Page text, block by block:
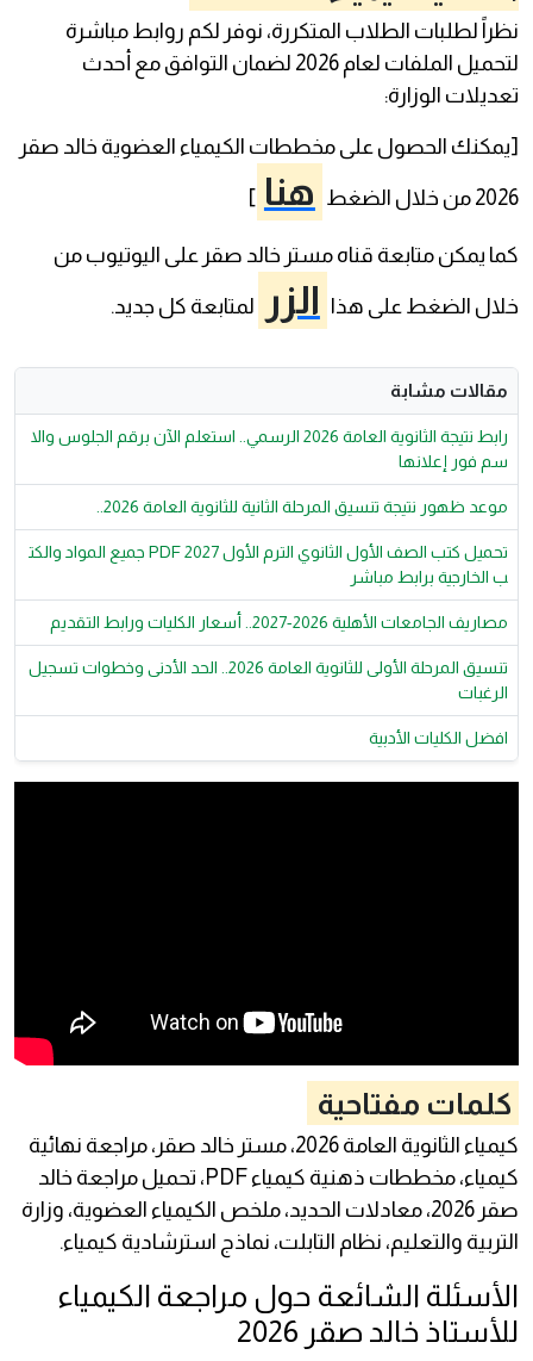
نظراً لطلبات الطلاب المتكررة، نوفر لكم روابط مباشرة
لتحميل الملفات لعام 2026 لضمان التوافق مع أحدث
تعديلات الوزارة:
[يمكنك الحصول على مخططات الكيمياء العضوية خالد صقر
2026 من خلال الضغط هنا ]
كما يمكن متابعة قناه مستر خالد صقر على اليوتيوب من
خلال الضغط على هذا الزر لمتابعة كل جديد.
مقالات مشابة
رابط نتيجة الثانوية العامة 2026 الرسمي.. استعلم الآن برقم الجلوس والا
سم فور إعلانها
موعد ظهور نتيجة تنسيق المرحلة الثانية للثانوية العامة 2026..
تحميل كتب الصف الأول الثانوي الترم الأول 2027 PDF جميع المواد والكت
ب الخارجية برابط مباشر
مصاريف الجامعات الأهلية 2026-2027.. أسعار الكليات ورابط التقديم
تنسيق المرحلة الأولى للثانوية العامة 2026.. الحد الأدنى وخطوات تسجيل
الرغبات
افضل الكليات الأدبية
كلمات مفتاحية
كيمياء الثانوية العامة 2026، مستر خالد صقر، مراجعة نهائية
كيمياء، مخططات ذهنية كيمياء PDF، تحميل مراجعة خالد
صقر 2026، معادلات الحديد، ملخص الكيمياء العضوية، وزارة
التربية والتعليم، نظام التابلت، نماذج استرشادية كيمياء.
الأسئلة الشائعة حول مراجعة الكيمياء
للأستاذ خالد صقر 2026